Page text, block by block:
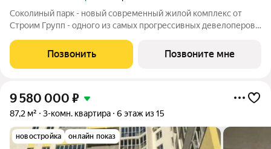
Соколиный парк - новый современный жилой комплекс от
Строим Групп - одного из самых прогрессивных девелоперов
города Владимир, в непосредственной близости от новой
транспортной артерии города -
Позвонить Позвоните мне
9 580 000 ₽
87,2 м² 3-комн. квартира 6 этаж из 15
новостройка онлайн показ